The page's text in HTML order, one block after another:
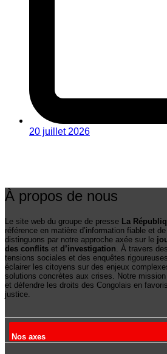
20 juillet 2026
À propos de nous
Le site web du groupe de presse La
référence en matière d’information fiable et
distinguons par notre approche axée sur le
des conflits et d’investigation . À travers
tensions sociales et des enquêtes
éclairer les citoyens sur des enjeux
solutions concrètes aux crises. Notre
et défendre les droits des Congolais en
justice.
Nos axes